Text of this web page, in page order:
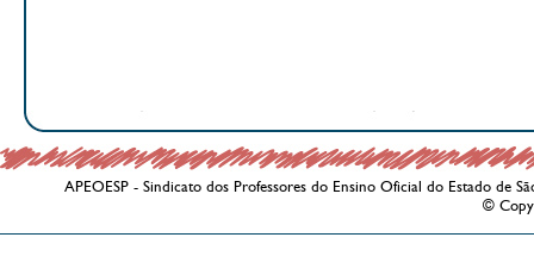
APEOESP - Sindicato dos Professores do Ensino Oficial do Estado de
©